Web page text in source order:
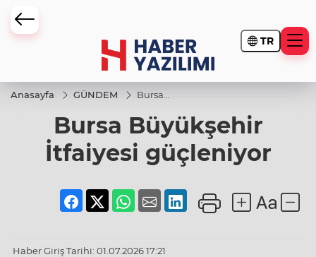
TR
Anasayfa GÜNDEM
Bursa
İtfaiyesi
güçleniyor
Bursa Büyükşehir
İtfaiyesi güçleniyor
Haber Giriş Tarihi: 01.07.2026 17:21